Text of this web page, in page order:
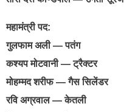
महामंत्री पद:
गुलफाम अली — पतंग
कश्यप मोटवानी — ट्रैक्टर
मोहम्मद शरीफ — गैस सिलेंडर
रवि अग्रवाल — केतली